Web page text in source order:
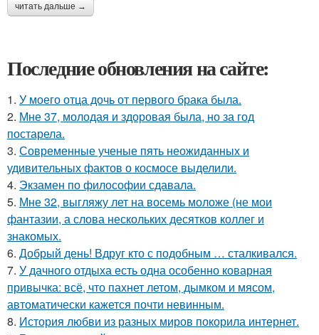
читать дальше →
Последние обновления на сайте:
1. У моего отца дочь от первого брака была.
2. Мне 37, молодая и здоровая была, но за год
постарела.
3. Современные ученые пять неожиданных и
удивительных фактов о космосе выделили.
4. Экзамен по философии сдавала.
5. Мне 32, выгляжу лет на восемь моложе (не мои
фантазии, а слова нескольких десятков коллег и
знакомых.
6. Добрый день! Вдруг кто с подобным … сталкивался.
7. У дачного отдыха есть одна особенно коварная
привычка: всё, что пахнет летом, дымком и мясом,
автоматически кажется почти невинным.
8. История любви из разных миров покорила интернет.